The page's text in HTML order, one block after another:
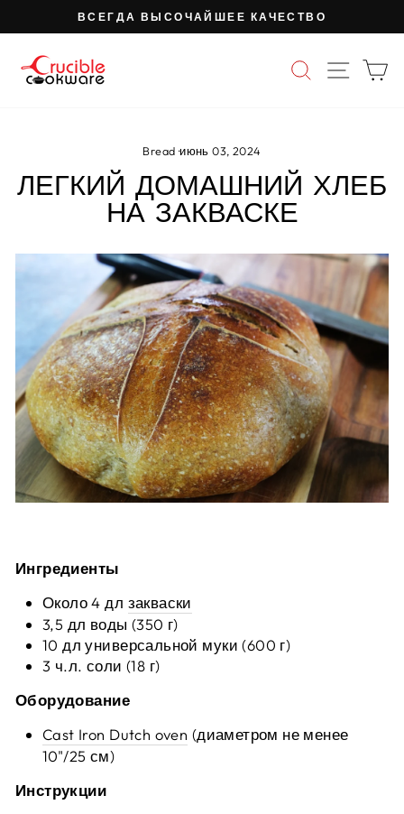
к
содержимому
Пауза
ВСЕГДА ВЫСОЧАЙШЕЕ КАЧЕСТВО
ПОИСК
Bread ·июнь 03, 2024
ЛЕГКИЙ ДОМАШНИЙ ХЛЕБ
НА ЗАКВАСКЕ
Ингредиенты
Около 4 дл закваски
3,5 дл воды (350 г)
10 дл универсальной муки (600 г)
3 ч.л. соли (18 г)
Оборудование
Cast Iron Dutch oven (диаметром не менее
10"/25 см)
Инструкции